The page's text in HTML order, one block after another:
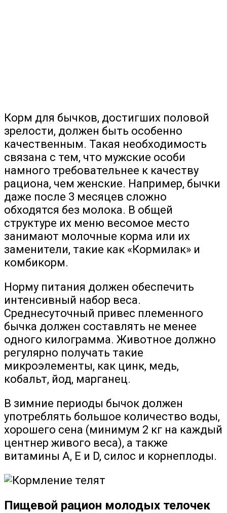
Корм для бычков, достигших половой
зрелости, должен быть особенно
качественным. Такая необходимость
связана с тем, что мужские особи
намного требовательнее к качеству
рациона, чем женские. Например, бычки
даже после 3 месяцев сложно
обходятся без молока. В общей
структуре их меню весомое место
занимают молочные корма или их
заменители, такие как «Кормилак» и
комбикорм.
Норму питания должен обеспечить
интенсивный набор веса.
Среднесуточный привес племенного
бычка должен составлять не менее
одного килограмма. Животное должно
регулярно получать такие
микроэлементы, как цинк, медь,
кобальт, йод, марганец.
В зимние периоды бычок должен
употреблять большое количество воды,
хорошего сена (минимум 2 кг на каждый
центнер живого веса), а также
витамины А, Е и D, силос и корнеплоды.
Пищевой рацион молодых телочек